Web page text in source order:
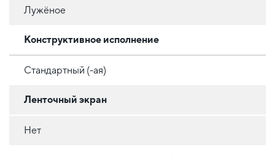
Лужёное
Конструктивное исполнение
Стандартный (-ая)
Ленточный экран
Нет